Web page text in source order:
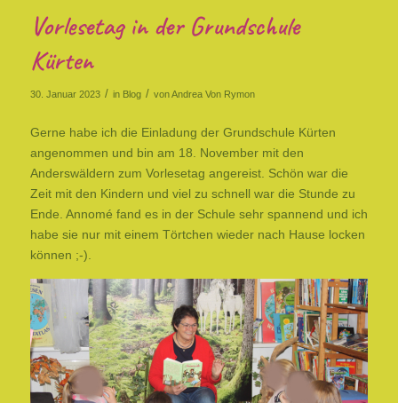
Vorlesetag in der Grundschule
Kürten
30. Januar 2023 / in Blog / vonAndrea Von Rymon
Gerne habe ich die Einladung der Grundschule Kürten
angenommen und bin am 18. November mit den
Anderswäldern zum Vorlesetag angereist. Schön war die
Zeit mit den Kindern und viel zu schnell war die Stunde zu
Ende. Annomé fand es in der Schule sehr spannend und ich
habe sie nur mit einem Törtchen wieder nach Hause locken
können ;-).